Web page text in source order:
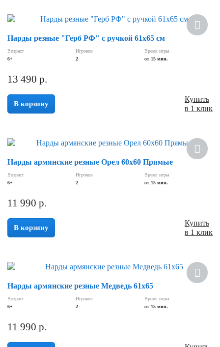
Нарды резные "Герб РФ" с ручкой 61х65 см
Возраст
6+
Игроков
2
Время игры
от 15 мин.
13 490 р.
В корзину
Купить
в 1 клик
Нарды армянские резные Орел 60x60 Прямые
Возраст
6+
Игроков
2
Время игры
от 15 мин.
11 990 р.
В корзину
Купить
в 1 клик
Нарды армянские резные Медведь 61x65
Возраст
6+
Игроков
2
Время игры
от 15 мин.
11 990 р.